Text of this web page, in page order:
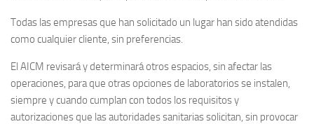
Todas las empresas que han solicitado un lugar han sido atendidas
como cualquier cliente, sin preferencias.
El AICM revisará y determinará otros espacios, sin afectar las
operaciones, para que otras opciones de laboratorios se instalen,
siempre y cuando cumplan con todos los requisitos y
autorizaciones que las autoridades sanitarias solicitan, sin provocar